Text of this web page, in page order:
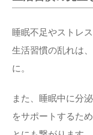
睡眠不足やストレ
生活習慣の乱れは
に。
また、睡眠中に分
をサポートするた